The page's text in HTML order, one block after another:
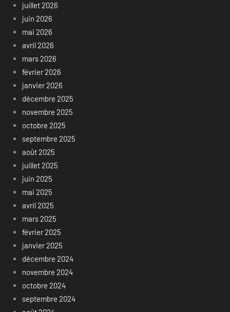
juillet 2026
juin 2026
mai 2026
avril 2026
mars 2026
février 2026
janvier 2026
décembre 2025
novembre 2025
octobre 2025
septembre 2025
août 2025
juillet 2025
juin 2025
mai 2025
avril 2025
mars 2025
février 2025
janvier 2025
décembre 2024
novembre 2024
octobre 2024
septembre 2024